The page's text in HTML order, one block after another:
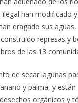
han modificado
dragado sus
represas y
de las 13
de secar lagunas
y palma, y
orgánicos y